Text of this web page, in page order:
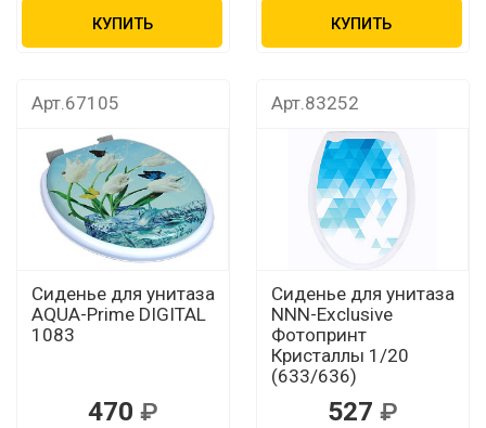
КУПИТЬ КУПИТЬ
Арт.67105
Сиденье для унитаза
AQUA-Prime DIGITAL
1083
470
Арт.83252
Сиденье для унитаза
NNN-Exclusive
Фотопринт
Кристаллы 1/20
(633/636)
527